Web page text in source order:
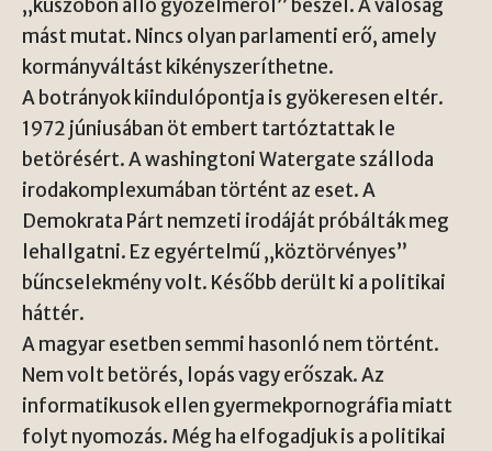
„küszöbön álló győzelméről” beszél. A valóság
mást mutat. Nincs olyan parlamenti erő, amely
kormányváltást kikényszeríthetne.
A botrányok kiindulópontja is gyökeresen eltér.
1972 júniusában öt embert tartóztattak le
betörésért. A washingtoni Watergate szálloda
irodakomplexumában történt az eset. A
Demokrata Párt nemzeti irodáját próbálták meg
lehallgatni. Ez egyértelmű „köztörvényes”
bűncselekmény volt. Később derült ki a politikai
háttér.
A magyar esetben semmi hasonló nem történt.
Nem volt betörés, lopás vagy erőszak. Az
informatikusok ellen gyermekpornográfia miatt
folyt nyomozás. Még ha elfogadjuk is a politikai